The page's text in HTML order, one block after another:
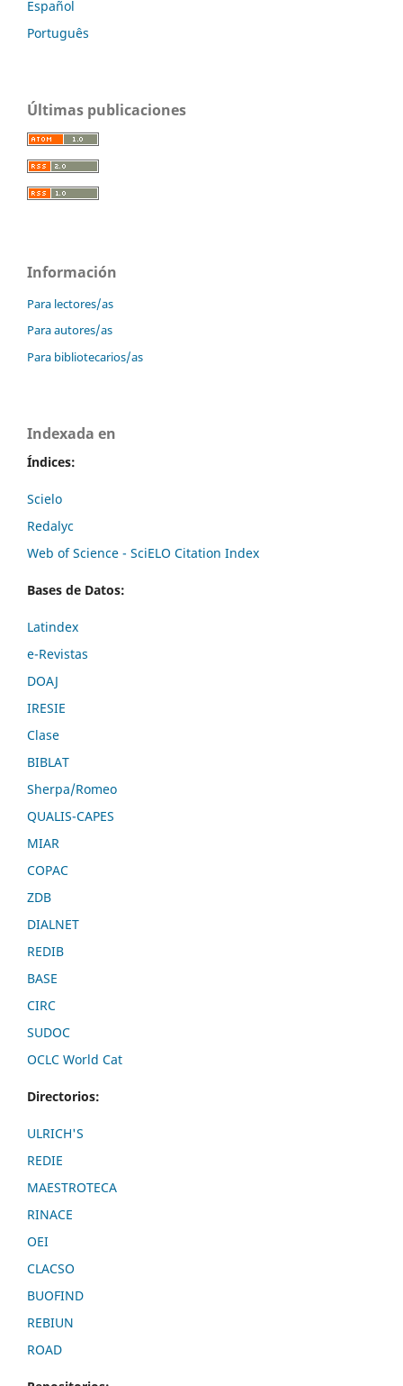
Español
Português
Últimas publicaciones
Información
Para lectores/as
Para autores/as
Para bibliotecarios/as
Indexada en
Índices:
Scielo
Redalyc
Web of Science - SciELO Citation Index
Bases de Datos:
Latindex
e-Revistas
DOAJ
IRESIE
Clase
BIBLAT
Sherpa/Romeo
QUALIS-CAPES
MIAR
COPAC
ZDB
DIALNET
REDIB
BASE
CIRC
SUDOC
OCLC World Cat
Directorios:
ULRICH'S
REDIE
MAESTROTECA
RINACE
OEI
CLACSO
BUOFIND
REBIUN
ROAD